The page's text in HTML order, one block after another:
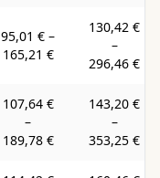
95,01 € –
165,21 €
130,42 €
–
296,46 €
107,64 €
–
189,78 €
143,20 €
–
353,25 €